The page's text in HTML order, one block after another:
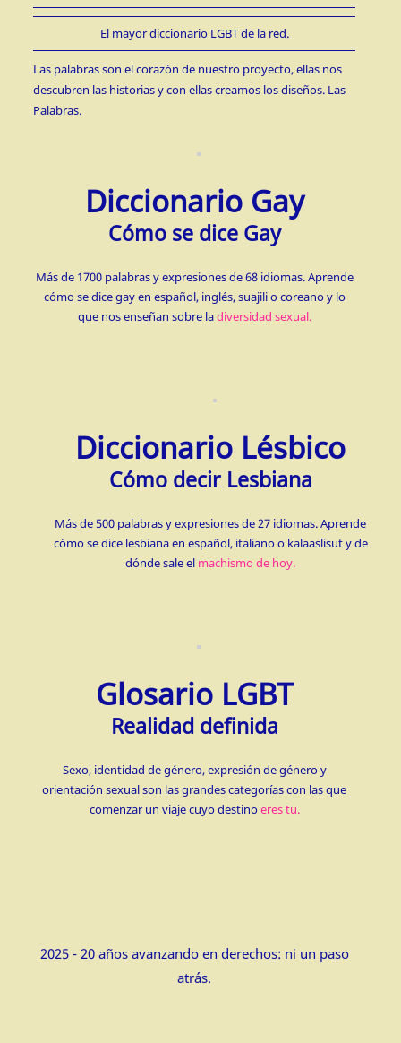
El mayor diccionario LGBT de la red.
Las palabras son el corazón de nuestro proyecto, ellas nos
descubren las historias y con ellas creamos los diseños. Las
Palabras.
Diccionario Gay
Cómo se dice Gay
Más de 1700 palabras y expresiones de 68 idiomas. Aprende
cómo se dice gay en español, inglés, suajili o coreano y lo
que nos enseñan sobre ladiversidad sexual.
Diccionario Lésbico
Cómo decir Lesbiana
Más de 500 palabras y expresiones de 27 idiomas. Aprende
cómo se dice lesbiana en español, italiano o kalaaslisut y de
dónde sale el machismo de hoy.
Glosario LGBT
Realidad definida
Sexo, identidad de género, expresión de género y
orientación sexual son las grandes categorías con las que
comenzar un viaje cuyo destinoeres tu.
2025 - 20 años avanzando en derechos: ni un paso
atrás.